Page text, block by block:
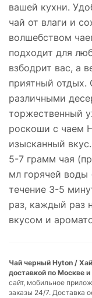
вашей кухни.
чай от влаги и
волшебством
подходит для
взбодрит вас, а
приятный отдых.
различными
торжественный
роскоши с чаем
изысканный
5-7 грамм чая
мл горячей воды
течение 3-5
раз, каждый раз
вкусом и
Чай черный Hyton /
доставкой по Москве
сайт, мобильное
заказы 24/7. Доставка